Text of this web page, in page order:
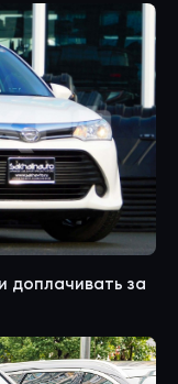
доплачивать за